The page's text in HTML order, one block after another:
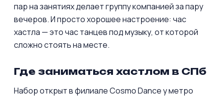
пар на занятиях делает группу компанией за пару
вечеров. И просто хорошее настроение: час
хастла — это час танцев под музыку, от которой
сложно стоять на месте.
Где заниматься хастлом в СПб
Набор открыт в филиале Cosmo Dance у метро